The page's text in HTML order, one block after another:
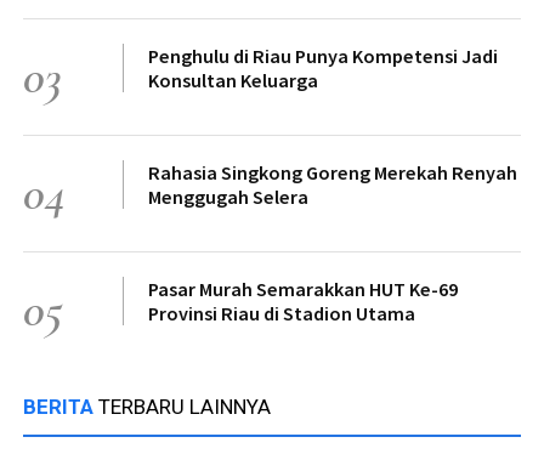
03
Penghulu di Riau Punya Kompetensi Jadi
Konsultan Keluarga
04
Rahasia Singkong Goreng Merekah Renyah
Menggugah Selera
05
Pasar Murah Semarakkan HUT Ke-69
Provinsi Riau di Stadion Utama
BERITA TERBARU LAINNYA